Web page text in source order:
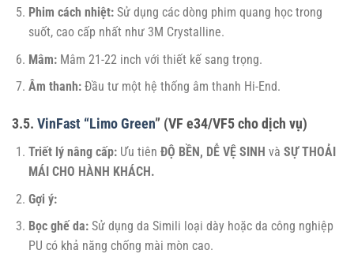
Phim cách nhiệt:Sử dụng các dòng phim quang học trong
suốt, cao cấp nhất như 3M Crystalline.
Mâm:Mâm 21-22 inch với thiết kế sang trọng.
Âm thanh:Đầu tư một hệ thống âm thanh Hi-End.
3.5. VinFast “Limo Green” (VF e34/VF5 cho dịch vụ)
Triết lý nâng cấp:Ưu tiên ĐỘ BỀN, DỄ VỆ SINH và SỰ THOẢI
MÁI CHO HÀNH KHÁCH.
Gợi ý:
Bọc ghế da:Sử dụng da Simili loại dày hoặc da công nghiệp
PU có khả năng chống mài mòn cao.